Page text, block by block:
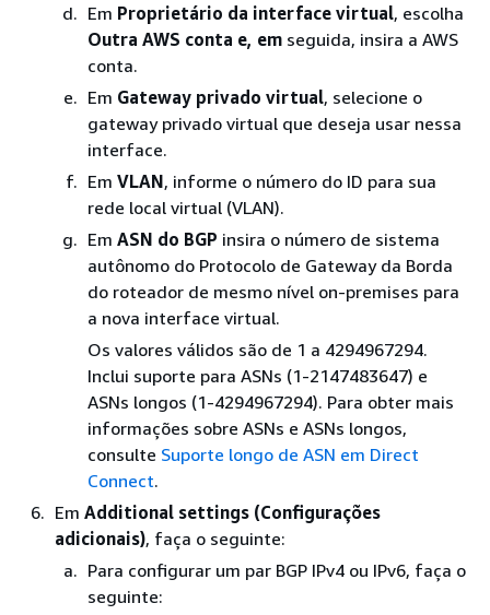
Em Proprietário da interface virtual, escolha
Outra AWS conta e, em seguida, insira a AWS
conta.
Em Gateway privado virtual, selecione o
gateway privado virtual que deseja usar nessa
interface.
Em VLAN, informe o número do ID para sua
rede local virtual (VLAN).
Em ASN do BGP insira o número de sistema
autônomo do Protocolo de Gateway da Borda
do roteador de mesmo nível on-premises para
a nova interface virtual.
Os valores válidos são de 1 a 4294967294.
Inclui suporte para ASNs (1-2147483647) e
ASNs longos (1-4294967294). Para obter mais
informações sobre ASNs e ASNs longos,
consulte Suporte longo de ASN em Direct
Connect.
Em Additional settings (Configurações
adicionais), faça o seguinte:
Para configurar um par BGP IPv4 ou IPv6, faça o
seguinte: